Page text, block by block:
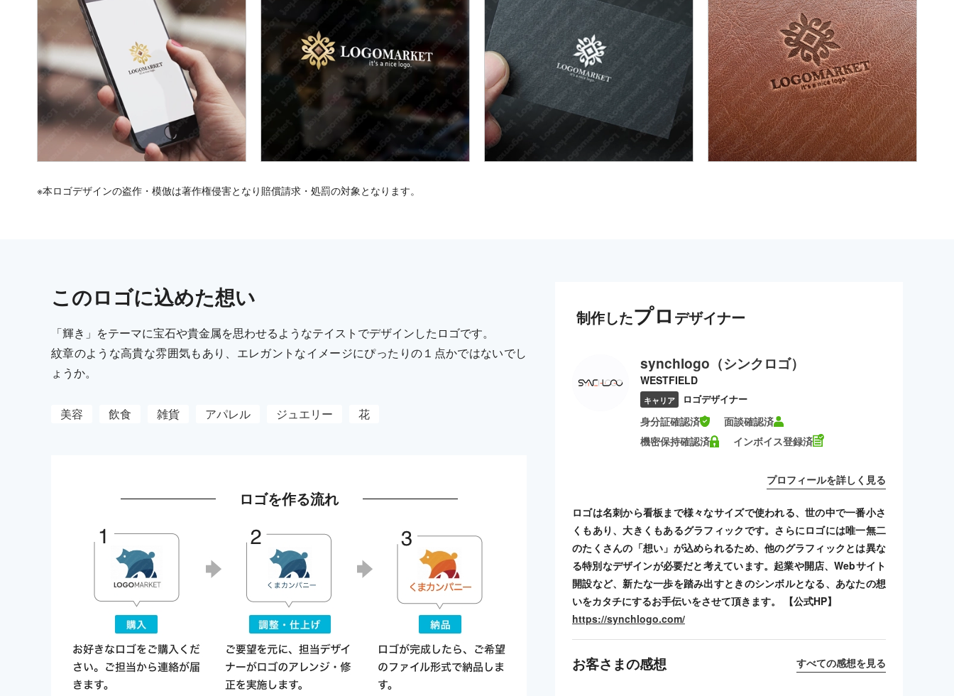
※本ロゴデザインの盗作・模倣は著作権侵害となり賠償請求・処罰の対象となります。
このロゴに込めた想い
「輝き」をテーマに宝石や貴金属を思わせるようなテイストでデザインしたロゴです。
紋章のような高貴な雰囲気もあり、エレガントなイメージにぴったりの１点かではないでし
ょうか。
美容 飲食 雑貨 アパレル ジュエリー 花
ロゴを作る流れ
制作したプロ デザイナー
synchlogo（シンクロゴ）
WESTFIELD
キャリア ロゴデザイナー
身分証確認済
面談確認済
機密保持確認済
インボイス登録済
プロフィールを詳しく見る
ロゴは名刺から看板まで様々なサイズで使われる、世の中で一番小さ
くもあり、大きくもあるグラフィックです。さらにロゴには唯一無二
のたくさんの「想い」が込められるため、他のグラフィックとは異な
る特別なデザインが必要だと考えています。起業や開店、Webサイト
開設など、新たな一歩を踏み出すときのシンボルとなる、あなたの想
いをカタチにするお手伝いをさせて頂きます。 【公式HP】
https://synchlogo.com/
お客さまの感想 すべての感想を見る